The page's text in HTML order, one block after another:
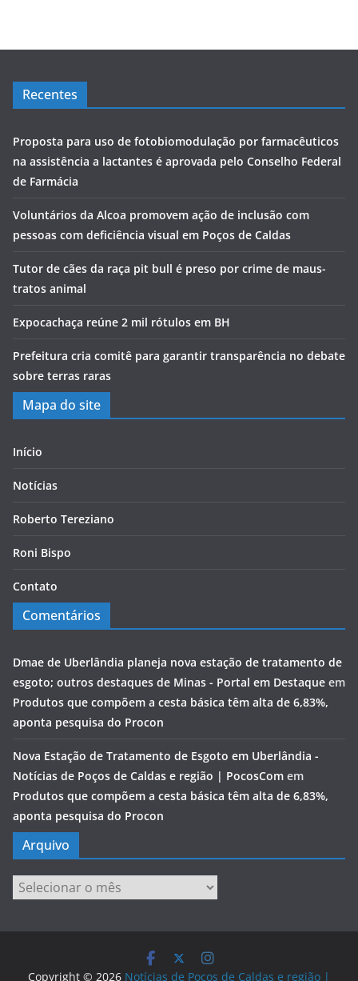
Recentes
Proposta para uso de fotobiomodulação por farmacêuticos
na assistência a lactantes é aprovada pelo Conselho Federal
de Farmácia
Voluntários da Alcoa promovem ação de inclusão com
pessoas com deficiência visual em Poços de Caldas
Tutor de cães da raça pit bull é preso por crime de maus-
tratos animal
Expocachaça reúne 2 mil rótulos em BH
Prefeitura cria comitê para garantir transparência no debate
sobre terras raras
Mapa do site
Início
Notícias
Roberto Tereziano
Roni Bispo
Contato
Comentários
Dmae de Uberlândia planeja nova estação de tratamento de
esgoto; outros destaques de Minas - Portal em Destaque em
Produtos que compõem a cesta básica têm alta de 6,83%,
aponta pesquisa do Procon
Nova Estação de Tratamento de Esgoto em Uberlândia -
Notícias de Poços de Caldas e região | PocosCom em
Produtos que compõem a cesta básica têm alta de 6,83%,
aponta pesquisa do Procon
Arquivo
Arquivo
Copyright © 2026 Notícias de Poços de Caldas e região |